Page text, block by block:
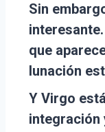
Sin
que
lunación
Y Virgo
integración